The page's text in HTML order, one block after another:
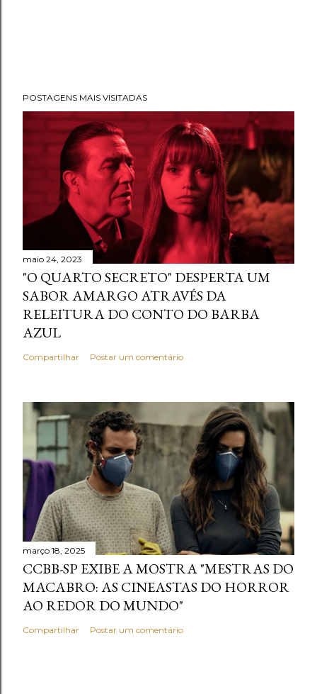
POSTAGENS MAIS VISITADAS
maio 24, 2023
"O QUARTO SECRETO" DESPERTA UM
SABOR AMARGO ATRAVÉS DA
RELEITURA DO CONTO DO BARBA
AZUL
Compartilhar Postar um comentário
março 18, 2025
CCBB-SP EXIBE A MOSTRA "MESTRAS DO
MACABRO: AS CINEASTAS DO HORROR
AO REDOR DO MUNDO"
Compartilhar Postar um comentário